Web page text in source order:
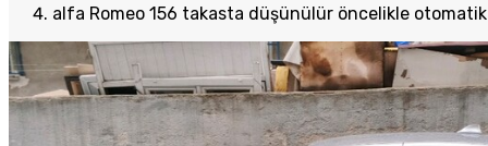
alfa Romeo 156 takasta düşünülür öncelikle otomatik